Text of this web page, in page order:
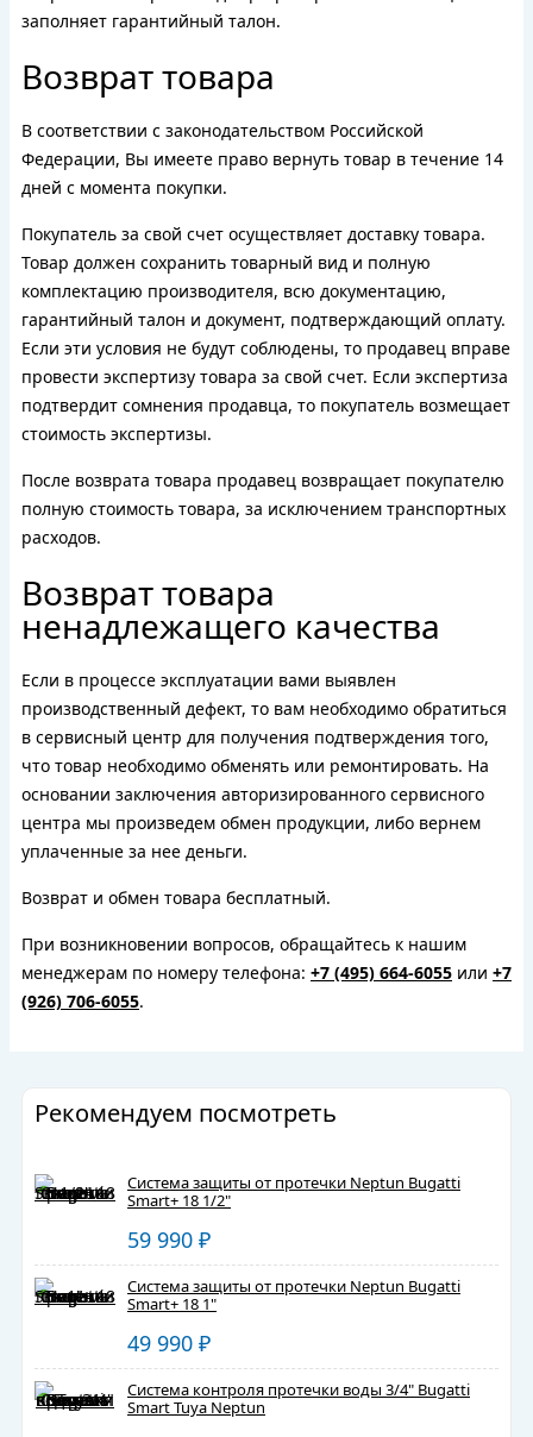
заполняет гарантийный талон.
Возврат товара
В соответствии с законодательством Российской
Федерации, Вы имеете право вернуть товар в течение 14
дней с момента покупки.
Покупатель за свой счет осуществляет доставку товара.
Товар должен сохранить товарный вид и полную
комплектацию производителя, всю документацию,
гарантийный талон и документ, подтверждающий оплату.
Если эти условия не будут соблюдены, то продавец вправе
провести экспертизу товара за свой счет. Если экспертиза
подтвердит сомнения продавца, то покупатель возмещает
стоимость экспертизы.
После возврата товара продавец возвращает покупателю
полную стоимость товара, за исключением транспортных
расходов.
Возврат товара
ненадлежащего качества
Если в процессе эксплуатации вами выявлен
производственный дефект, то вам необходимо обратиться
в сервисный центр для получения подтверждения того,
что товар необходимо обменять или ремонтировать. На
основании заключения авторизированного сервисного
центра мы произведем обмен продукции, либо вернем
уплаченные за нее деньги.
Возврат и обмен товара бесплатный.
При возникновении вопросов, обращайтесь к нашим
менеджерам по номеру телефона: +7 (495) 664-6055 или +7
(926) 706-6055.
Рекомендуем посмотреть
Система защиты от протечки Neptun Bugatti
Smart+ 18 1/2"
59 990 ₽
Система защиты от протечки Neptun Bugatti
Smart+ 18 1"
49 990 ₽
Система контроля протечки воды 3/4" Bugatti
Smart Tuya Neptun